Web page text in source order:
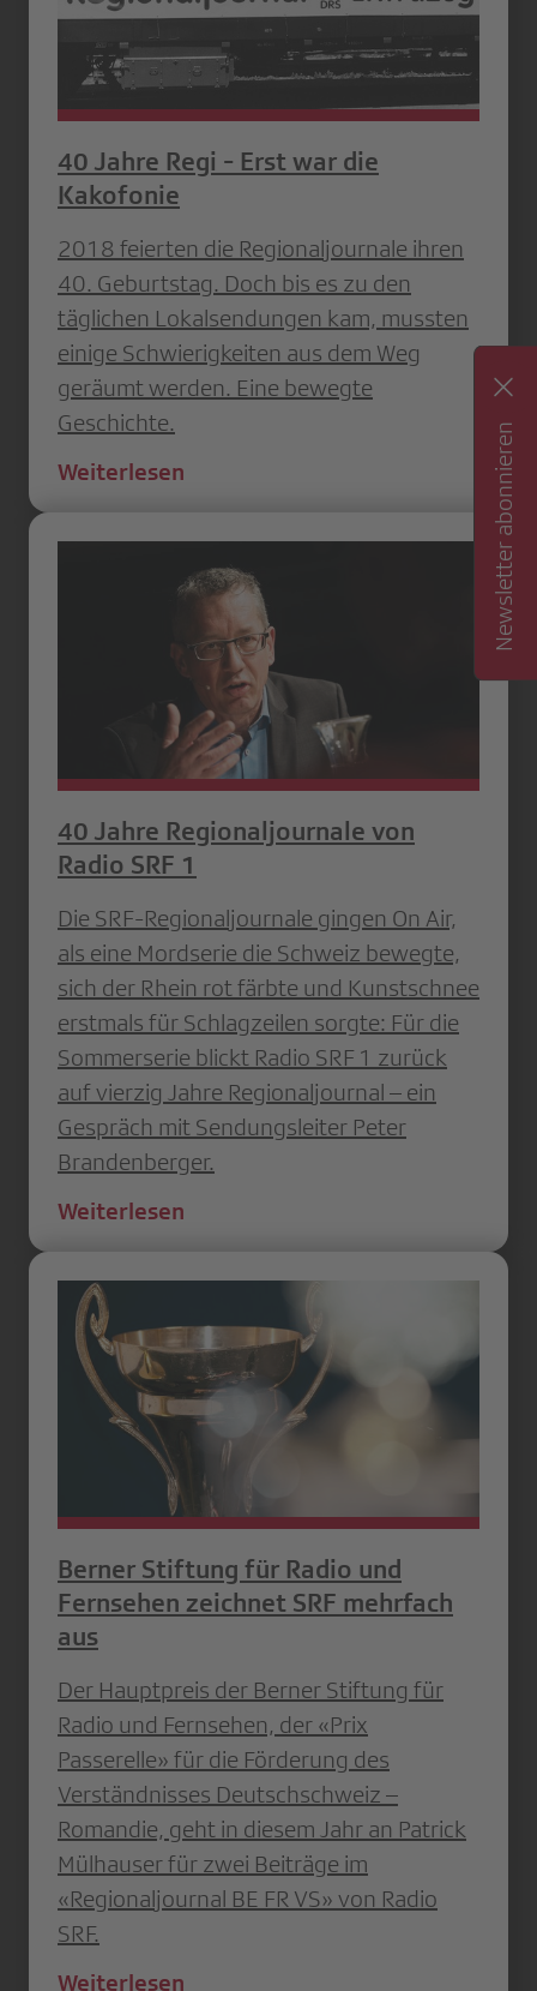
40 Jahre Regi - Erst war die
Kakofonie
2018 feierten die Regionaljournale ihren
40. Geburtstag. Doch bis es zu den
täglichen Lokalsendungen kam, mussten
einige Schwierigkeiten aus dem Weg
geräumt werden. Eine bewegte
Geschichte.
Weiterlesen
40 Jahre Regionaljournale von
Radio SRF 1
Die SRF-Regionaljournale gingen On Air,
als eine Mordserie die Schweiz bewegte,
sich der Rhein rot färbte und Kunstschnee
erstmals für Schlagzeilen sorgte: Für die
Sommerserie blickt Radio SRF 1 zurück
auf vierzig Jahre Regionaljournal – ein
Gespräch mit Sendungsleiter Peter
Brandenberger.
Weiterlesen
Berner Stiftung für Radio und
Fernsehen zeichnet SRF mehrfach
aus
Der Hauptpreis der Berner Stiftung für
Radio und Fernsehen, der «Prix
Passerelle» für die Förderung des
Verständnisses Deutschschweiz –
Romandie, geht in diesem Jahr an Patrick
Mülhauser für zwei Beiträge im
«Regionaljournal BE FR VS» von Radio
SRF.
Weiterlesen
Newsletter abonnieren